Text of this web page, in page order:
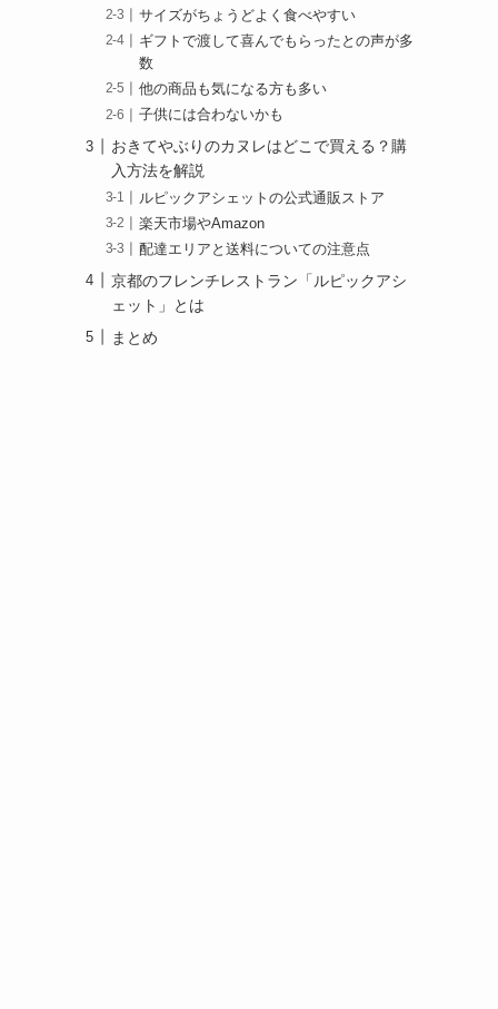
サイズがちょうどよく食べやすい
ギフトで渡して喜んでもらったとの声が多
数
他の商品も気になる方も多い
子供には合わないかも
おきてやぶりのカヌレはどこで買える？購
入方法を解説
ルピックアシェットの公式通販ストア
楽天市場やAmazon
配達エリアと送料についての注意点
京都のフレンチレストラン「ルピックアシ
ェット」とは
まとめ